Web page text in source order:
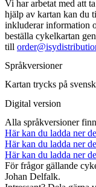
Vi har arbetat med att
hjälp av kartan kan du
inkluderar information
beställa cykelkartan
till
Språkversioner
Kartan trycks på
Digital version
Alla språkversioner
Här kan du ladda ner
Här kan du ladda ner
Här kan du ladda ner
För frågor gällande
Johan Delfalk.